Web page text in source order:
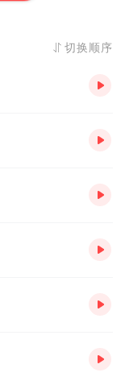
切换顺序